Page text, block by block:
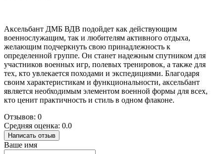
Аксельбант ДМБ ВДВ подойдет как действующим
военнослужащим, так и любителям активного отдыха,
желающим подчеркнуть свою принадлежность к
определенной группе. Он станет надежным спутником для
участников военных игр, полевых тренировок, а также для
тех, кто увлекается походами и экспедициями. Благодаря
своим характеристикам и функциональности, аксельбант
является необходимым элементом военной формы для всех,
кто ценит практичность и стиль в одном флаконе.
Отзывов: 0
Средняя оценка: 0.0
Написать отзыв
Ваше имя